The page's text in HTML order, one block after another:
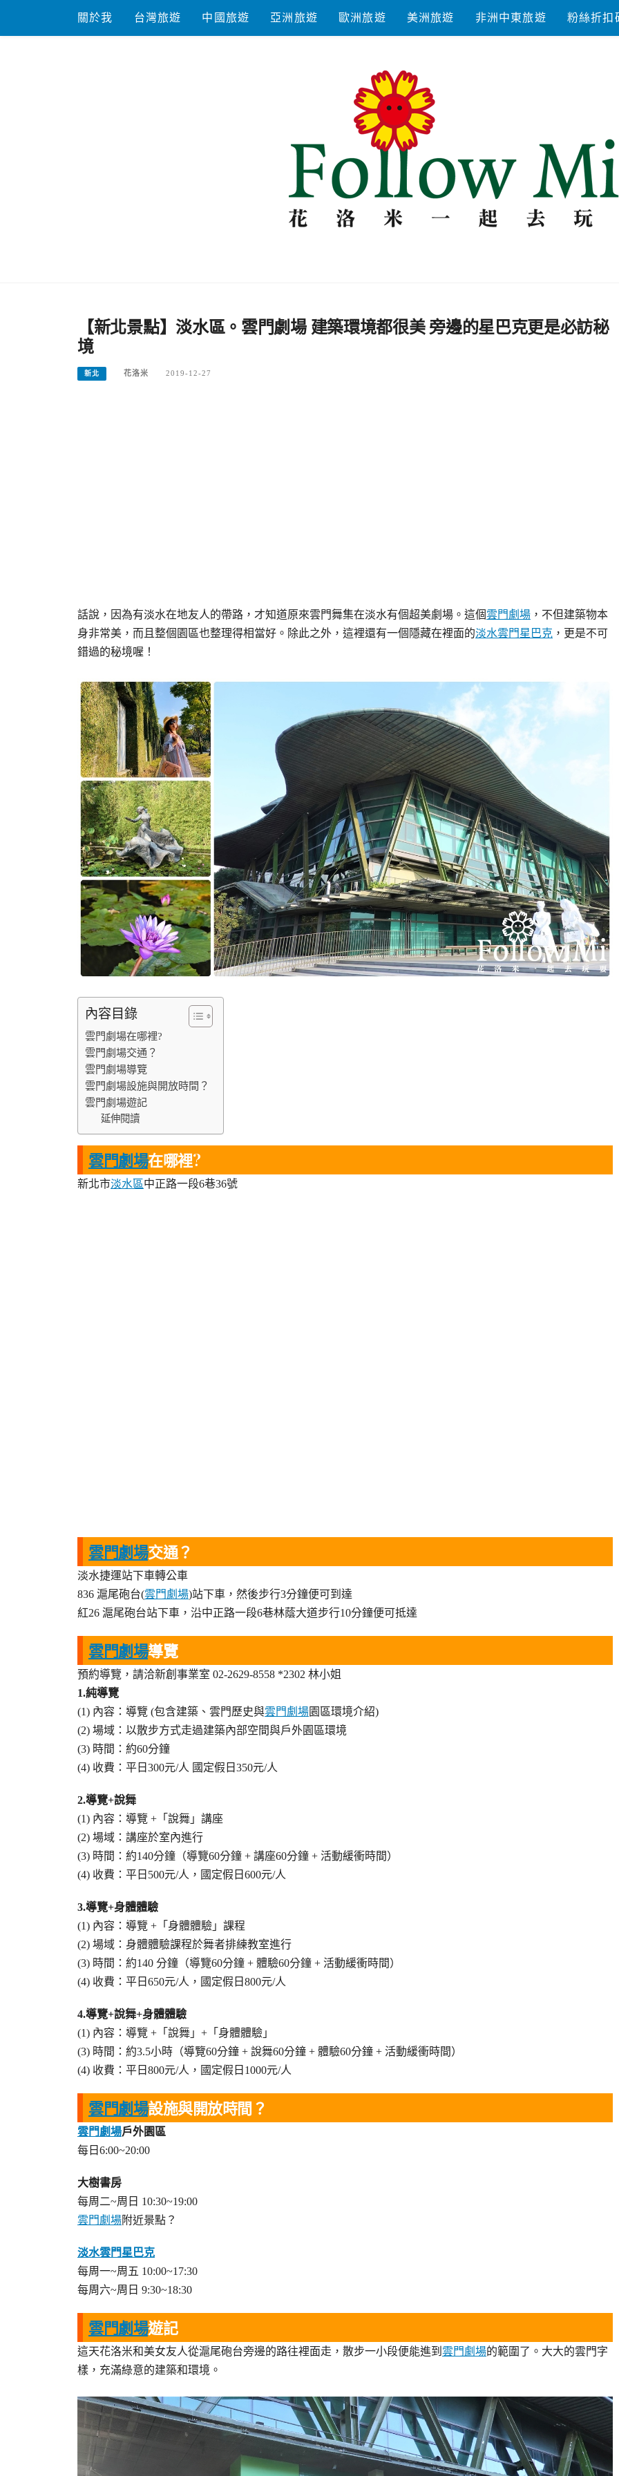
content
關於我 台灣旅遊 中國旅遊 亞洲旅遊 歐洲旅遊 美洲旅遊 非洲中東旅遊 粉絲折扣
【新北景點】淡水區。雲門劇場 建築環境都很美 旁邊的星巴克更是必訪秘
境
新北 花洛米 2019-12-27
話說，因為有淡水在地友人的帶路，才知道原來雲門舞集在淡水有個超美劇場。這個雲門劇場 ，不但建築物本
身非常美，而且整個園區也整理得相當好。除此之外，這裡還有一個隱藏在裡面的淡水雲門星巴克 ，更是不可
錯過的秘境喔！
內容目錄
雲門劇場在哪裡?
雲門劇場交通？
雲門劇場導覽
雲門劇場設施與開放時間？
雲門劇場遊記
延伸閱讀
雲門劇場在哪裡?
新北市淡水區中正路一段6巷36號
雲門劇場交通？
淡水捷運站下車轉公車
836 滬尾砲台(雲門劇場)站下車，然後步行3分鐘便可到達
紅26 滬尾砲台站下車，沿中正路一段6巷林蔭大道步行10分鐘便可抵達
雲門劇場導覽
預約導覽，請洽新創事業室 02-2629-8558 *2302 林小姐
1.純導覽
(1) 內容：導覽 (包含建築、雲門歷史與雲門劇場園區環境介紹)
(2) 場域：以散步方式走過建築內部空間與戶外園區環境
(3) 時間：約60分鐘
(4) 收費：平日300元/人 國定假日350元/人
2.導覽+說舞
(1) 內容：導覽 +「說舞」講座
(2) 場域：講座於室內進行
(3) 時間：約140分鐘（導覽60分鐘 + 講座60分鐘 + 活動緩衝時間）
(4) 收費：平日500元/人，國定假日600元/人
3.導覽+身體體驗
(1) 內容：導覽 +「身體體驗」課程
(2) 場域：身體體驗課程於舞者排練教室進行
(3) 時間：約140 分鐘（導覽60分鐘 + 體驗60分鐘 + 活動緩衝時間）
(4) 收費：平日650元/人，國定假日800元/人
4.導覽+說舞+身體體驗
(1) 內容：導覽 +「說舞」+「身體體驗」
(3) 時間：約3.5小時（導覽60分鐘 + 說舞60分鐘 + 體驗60分鐘 + 活動緩衝時間）
(4) 收費：平日800元/人，國定假日1000元/人
雲門劇場設施與開放時間？
雲門劇場戶外園區
每日6:00~20:00
大樹書房
每周二~周日 10:30~19:00
雲門劇場附近景點？
淡水雲門星巴克
每周一~周五 10:00~17:30
每周六~周日 9:30~18:30
雲門劇場遊記
這天花洛米和美女友人從滬尾砲台旁邊的路往裡面走，散步一小段便能進到 雲門劇場的範圍了。大大的雲門字
樣，充滿綠意的建築和環境。